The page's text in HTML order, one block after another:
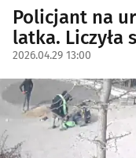
Policjant na
latka. Liczyła
2026.04.29 13:00